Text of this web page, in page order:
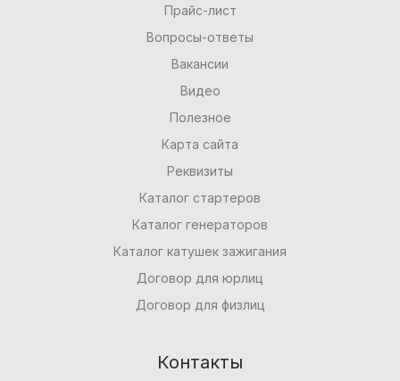
Прайс-лист
Вопросы-ответы
Вакансии
Видео
Полезное
Карта сайта
Реквизиты
Каталог стартеров
Каталог генераторов
Каталог катушек зажигания
Договор для юрлиц
Договор для физлиц
Контакты